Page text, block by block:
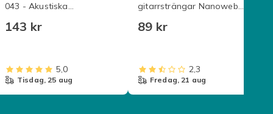
043 - Akustiska
143 kr
5,0
tisdag, 25 aug
gitarrsträngar Nanoweb
16002
89 kr
2,3
fredag, 21 aug